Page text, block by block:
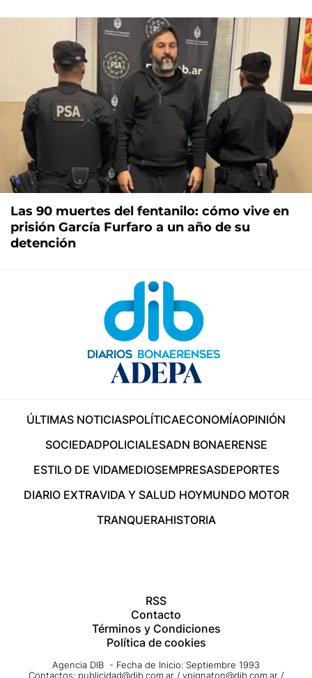
Las 90 muertes del fentanilo: cómo vive en
prisión García Furfaro a un año de su
detención
ÚLTIMAS NOTICIASPOLÍTICAECONOMÍAOPINIÓN
SOCIEDADPOLICIALESADN BONAERENSE
ESTILO DE VIDAMEDIOSEMPRESASDEPORTES
DIARIO EXTRAVIDA Y SALUD HOYMUNDO MOTOR
TRANQUERAHISTORIA
RSS
Contacto
Términos y Condiciones
Política de cookies
Agencia DIB - Fecha de Inicio: Septiembre 1993
Contactos: publicidad@dib.com.ar / vpignaton@dib.com.ar /